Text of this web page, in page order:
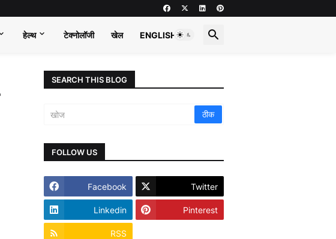
हेल्थ टेक्नोलॉजी खेल ENGLISH
SEARCH THIS BLOG
FOLLOW US
Facebook Twitter
Linkedin Pinterest
RSS